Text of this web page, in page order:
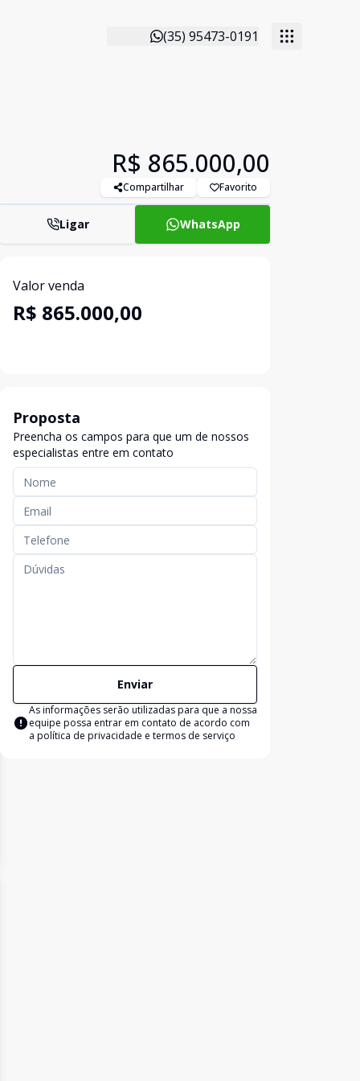
(35) 95473-0191
R$ 865.000,00
Compartilhar Favorito
Ligar WhatsApp
Valor venda
R$ 865.000,00
Proposta
Preencha os campos para que um de nossos
especialistas entre em contato
Enviar
As informações serão utilizadas para que a nossa
equipe possa entrar em contato de acordo com
a política de privacidade e termos de serviço